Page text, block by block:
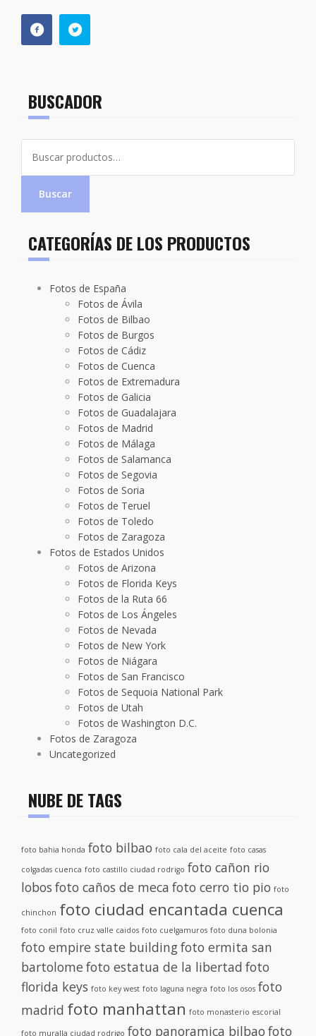
BUSCADOR
por:
Buscar
CATEGORÍAS DE LOS PRODUCTOS
Fotos de España
Fotos de Ávila
Fotos de Bilbao
Fotos de Burgos
Fotos de Cádiz
Fotos de Cuenca
Fotos de Extremadura
Fotos de Galicia
Fotos de Guadalajara
Fotos de Madrid
Fotos de Málaga
Fotos de Salamanca
Fotos de Segovia
Fotos de Soria
Fotos de Teruel
Fotos de Toledo
Fotos de Zaragoza
Fotos de Estados Unidos
Fotos de Arizona
Fotos de Florida Keys
Fotos de la Ruta 66
Fotos de Los Ángeles
Fotos de Nevada
Fotos de New York
Fotos de Niágara
Fotos de San Francisco
Fotos de Sequoia National Park
Fotos de Utah
Fotos de Washington D.C.
Fotos de Zaragoza
Uncategorized
NUBE DE TAGS
foto bahia honda foto bilbao foto cala del aceite foto casas
colgadas cuenca foto castillo ciudad rodrigo foto cañon rio
lobos foto caños de meca foto cerro tio pio foto
chinchon foto ciudad encantada cuenca
foto conil foto cruz valle caidos foto cuelgamuros foto duna bolonia
foto empire state buildingfoto ermita san
bartolomefoto estatua de la libertad foto
florida keys foto key west foto laguna negra foto los osos foto
madrid foto manhattan foto monasterio escorial
foto muralla ciudad rodrigo foto panoramica bilbao foto